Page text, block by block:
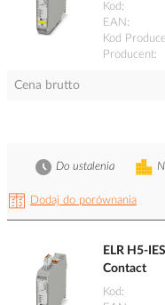
Kod
EAN
Kod
Producent
Cena brutto
Dodaj do porównania
Do ustalenia
ELR H5-
Contact
Kod